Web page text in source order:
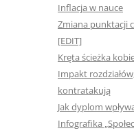
Inflacja w nauce
Zmiana punktacji
[EDIT]
Kręta ścieżka
Impakt
kontratakują
Jak dyplom
Infografika